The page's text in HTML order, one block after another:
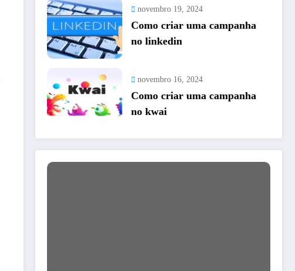
novembro 19, 2024
Como criar uma campanha
no linkedin
novembro 16, 2024
Como criar uma campanha
no kwai